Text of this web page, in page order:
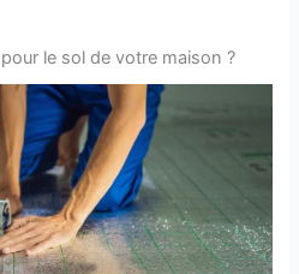
le sol de votre maison ?